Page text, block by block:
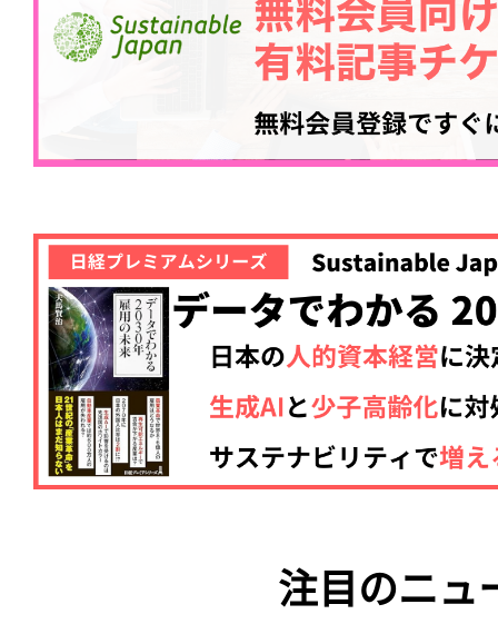
注目のニュ